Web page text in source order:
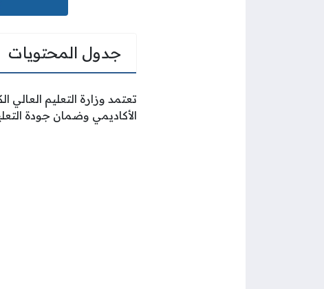
جدول المحتويات
تعتمد وزارة التعليم
الأكاديمي وضمان جودة